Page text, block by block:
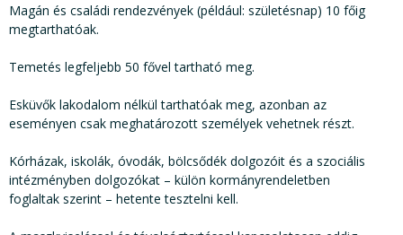
Magán és családi rendezvények (például: születésnap) 10 főig
megtarthatóak.
Temetés legfeljebb 50 fővel tartható meg.
Esküvők lakodalom nélkül tarthatóak meg, azonban az
eseményen csak meghatározott személyek vehetnek részt.
Kórházak, iskolák, óvodák, bölcsődék dolgozóit és a szociális
intézményben dolgozókat – külön kormányrendeletben
foglaltak szerint – hetente tesztelni kell.